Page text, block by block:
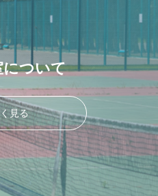
について
見る